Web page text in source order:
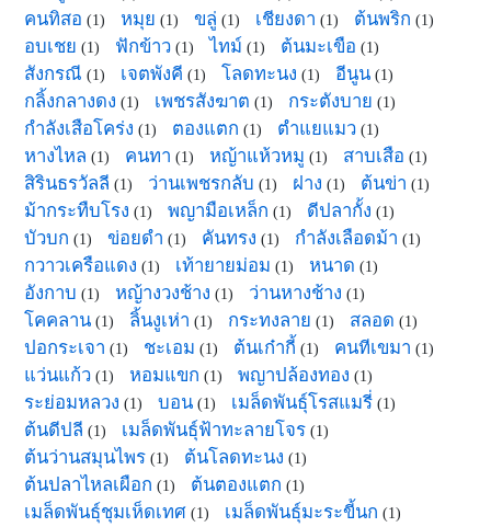
คนทิสอ (1) หมุย (1) ขลู่ (1) เชียงดา (1) ต้นพริก (1)
อบเชย (1) ฟักข้าว (1) ไทม์ (1) ต้นมะเขือ (1)
สังกรณี (1) เจตพังคี (1) โลดทะนง (1) อีนูน (1)
กลิ้งกลางดง (1) เพชรสังฆาต (1) กระตังบาย (1)
กำลังเสือโคร่ง (1) ตองแตก (1) ตำแยแมว (1)
หางไหล (1) คนทา (1) หญ้าแห้วหมู (1) สาบเสือ (1)
สิรินธรวัลลี (1) ว่านเพชรกลับ (1) ฝาง (1) ต้นข่า (1)
ม้ากระทืบโรง (1) พญามือเหล็ก (1) ดีปลากั้ง (1)
บัวบก (1) ข่อยดำ (1) คันทรง (1) กำลังเลือดม้า (1)
กวาวเครือแดง (1) เท้ายายม่อม (1) หนาด (1)
อังกาบ (1) หญ้างวงช้าง (1) ว่านหางช้าง (1)
โคคลาน (1) ลิ้นงูเห่า (1) กระทงลาย (1) สลอด (1)
ปอกระเจา (1) ชะเอม (1) ต้นเก๋ากี้ (1) คนทีเขมา (1)
แว่นแก้ว (1) หอมแขก (1) พญาปล้องทอง (1)
ระย่อมหลวง (1) บอน (1) เมล็ดพันธุ์โรสแมรี่ (1)
ต้นดีปลี (1) เมล็ดพันธุ์ฟ้าทะลายโจร (1)
ต้นว่านสมุนไพร (1) ต้นโลดทะนง (1)
ต้นปลาไหลเผือก (1) ต้นตองแตก (1)
เมล็ดพันธุ์ชุมเห็ดเทศ (1) เมล็ดพันธุ์มะระขี้นก (1)